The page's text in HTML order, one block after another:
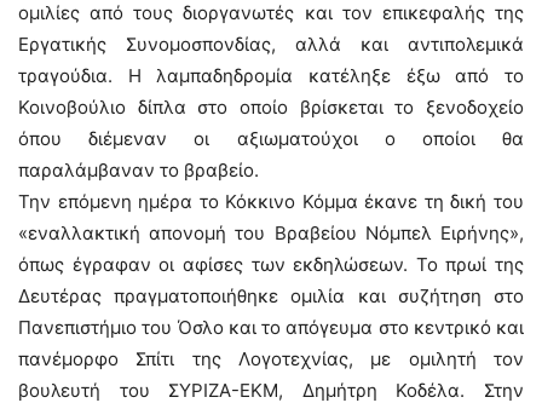
ομιλίες από τους διοργανωτές και τον επικεφαλής της
Εργατικής Συνομοσπονδίας, αλλά και αντιπολεμικά
τραγούδια. Η λαμπαδηδρομία κατέληξε έξω από το
Κοινοβούλιο δίπλα στο οποίο βρίσκεται το ξενοδοχείο
όπου διέμεναν οι αξιωματούχοι ο οποίοι θα
παραλάμβαναν το βραβείο.
Την επόμενη ημέρα το Κόκκινο Κόμμα έκανε τη δική του
«εναλλακτική απονομή του Βραβείου Νόμπελ Ειρήνης»,
όπως έγραφαν οι αφίσες των εκδηλώσεων. Το πρωί της
Δευτέρας πραγματοποιήθηκε ομιλία και συζήτηση στο
Πανεπιστήμιο του Όσλο και το απόγευμα στο κεντρικό και
πανέμορφο Σπίτι της Λογοτεχνίας, με ομιλητή τον
βουλευτή του ΣΥΡΙΖΑ-ΕΚΜ, Δημήτρη Κοδέλα. Στην